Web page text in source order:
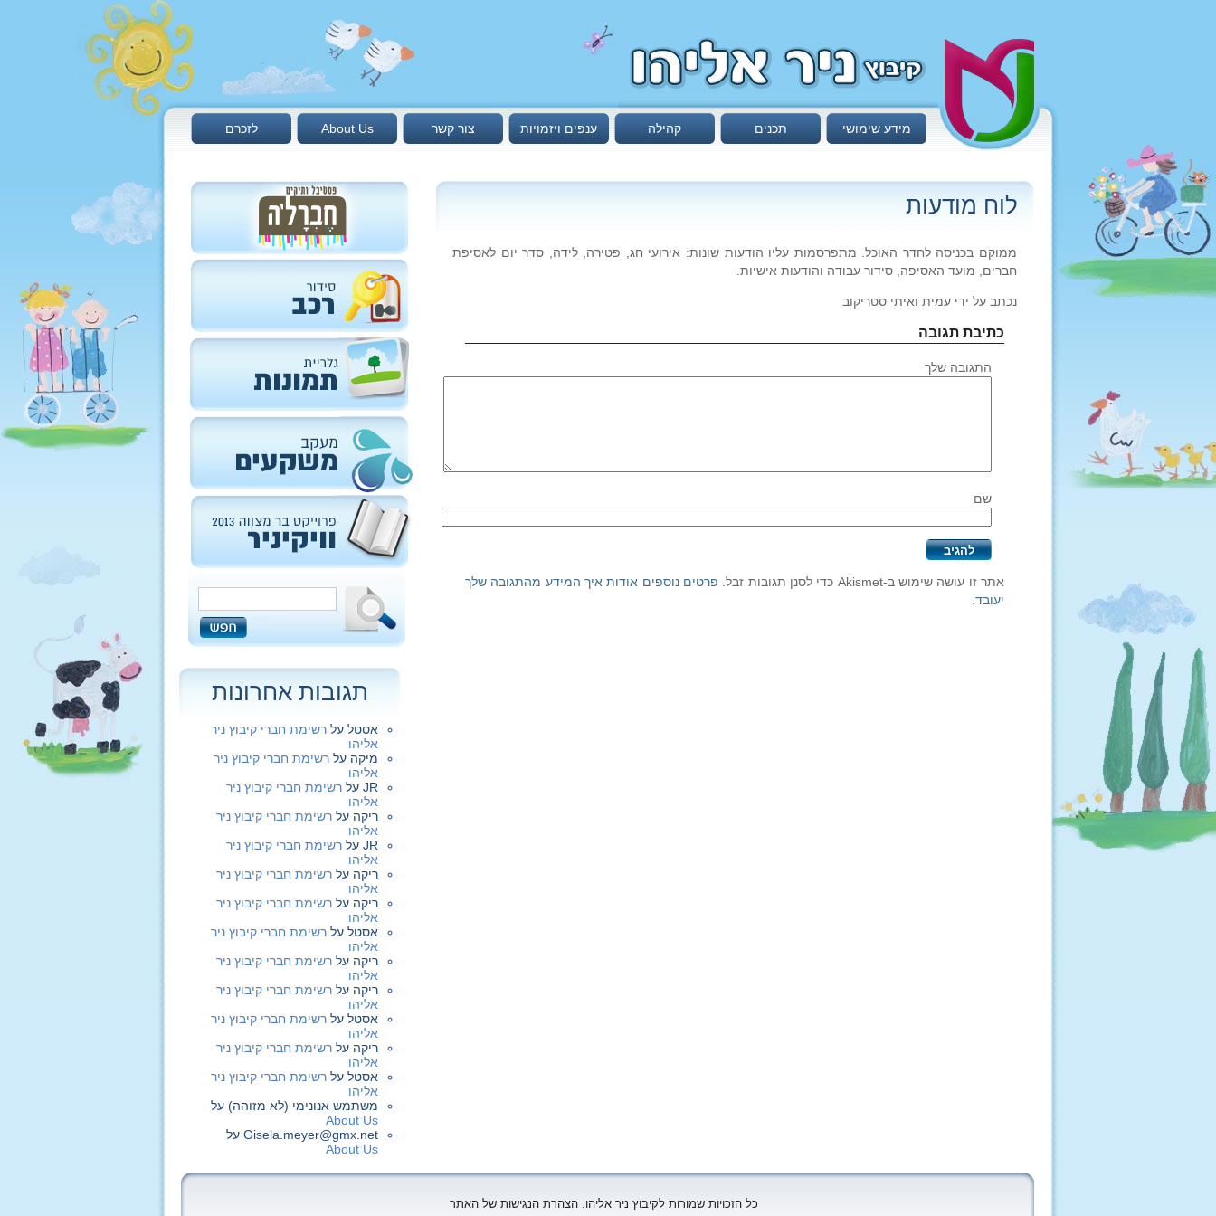
לזכרם About Us צור קשר ענפים ויזמויות קהילה תכנים מידע שימושי
לוח מודעות
ממוקם בכניסה לחדר האוכל. מתפרסמות עליו הודעות שונות: אירועי חג, פטירה, לידה, סדר יום לאסיפת
חברים, מועד האסיפה, סידור עבודה והודעות אישיות.
נכתב על ידי עמית ואיתי סטריקוב
כתיבת תגובה
התגובה שלך
שם
אתר זו עושה שימוש ב-Akismet כדי לסנן תגובות זבל.
פרטים נוספים אודות איך המידע מהתגובה שלך
יעובד
תגובות אחרונות
אסטל על רשימת חברי קיבוץ ניר
אליהו
מיקה על רשימת חברי קיבוץ ניר
אליהו
JR על רשימת חברי קיבוץ ניר
אליהו
ריקה על רשימת חברי קיבוץ ניר
אליהו
JR על רשימת חברי קיבוץ ניר
אליהו
ריקה על רשימת חברי קיבוץ ניר
אליהו
ריקה על רשימת חברי קיבוץ ניר
אליהו
אסטל על רשימת חברי קיבוץ ניר
אליהו
ריקה על רשימת חברי קיבוץ ניר
אליהו
ריקה על רשימת חברי קיבוץ ניר
אליהו
אסטל על רשימת חברי קיבוץ ניר
אליהו
ריקה על רשימת חברי קיבוץ ניר
אליהו
אסטל על רשימת חברי קיבוץ ניר
אליהו
משתמש אנונימי (לא מזוהה) על
About Us
Gisela.meyer@gmx.net על
About Us
כל הזכויות שמורות לקיבוץ ניר אליהו. הצהרת הנגישות של האתר